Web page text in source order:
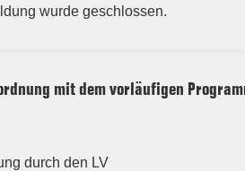
wurde geschlossen.
mit dem vorläufigen
durch den LV